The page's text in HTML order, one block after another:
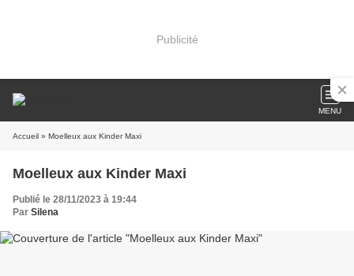
Publicité
MENU
Accueil » Moelleux aux Kinder Maxi
Moelleux aux Kinder Maxi
Publié le 28/11/2023 à 19:44
Par Silena